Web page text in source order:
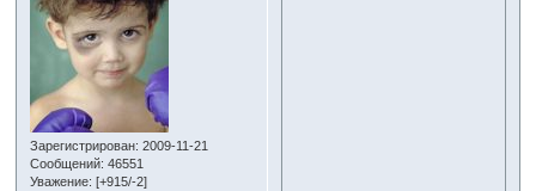
Зарегистрирован: 2009-11-21
Сообщений: 46551
Уважение: [+915/-2]